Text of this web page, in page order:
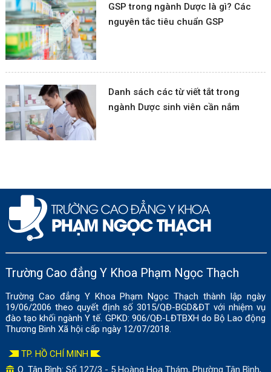
GSP trong ngành Dược là gì? Các
nguyên tắc tiêu chuẩn GSP
Danh sách các từ viết tắt trong
ngành Dược sinh viên cần nắm
Trường Cao đẳng Y Khoa Phạm Ngọc Thạch
Trường Cao đẳng Y Khoa Phạm Ngọc Thạch thành lập ngày
19/06/2006 theo quyết định số 3015/QĐ-BGD&ĐT với nhiệm vụ
đào tạo khối ngành Y tế. GPKD: 906/QĐ-LĐTBXH do Bộ Lao động
Thương Binh Xã hội cấp ngày 12/07/2018.
TP. HỒ CHÍ MINH
Q. Tân Bình: Số 127/3 - 5 Hoàng Hoa Thám, Phường Tân Bình,